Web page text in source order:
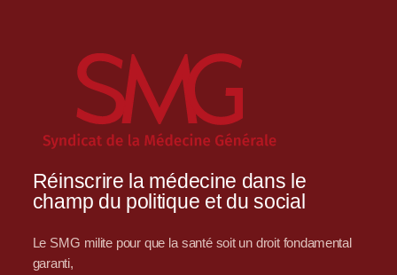
Réinscrire la médecine dans le
champ du politique et du social
Le SMG milite pour que la santé soit un droit fondamental
garanti,